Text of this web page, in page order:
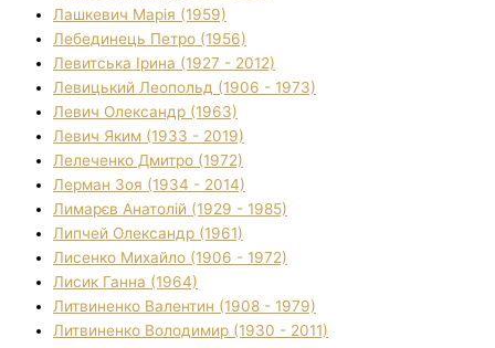
Лашкевич Марія (1959)
Лебединець Петро (1956)
Левитська Ірина (1927 - 2012)
Левицький Леопольд (1906 - 1973)
Левич Олександр (1963)
Левич Яким (1933 - 2019)
Лелеченко Дмитро (1972)
Лерман Зоя (1934 - 2014)
Лимарєв Анатолій (1929 - 1985)
Липчей Олександр (1961)
Лисенко Михайло (1906 - 1972)
Лисик Ганна (1964)
Литвиненко Валентин (1908 - 1979)
Литвиненко Володимир (1930 - 2011)